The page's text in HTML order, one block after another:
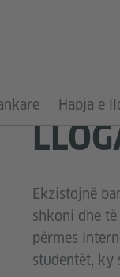
Hapja e
Ekzistojnë
shkoni dhe
përmes
studentët, ky